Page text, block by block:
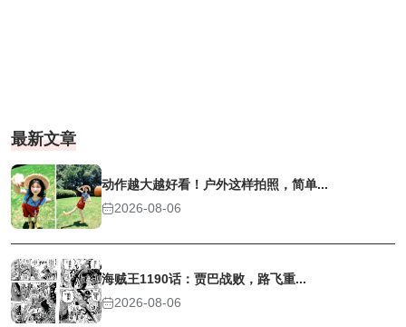
最新文章
动作越大越好看！户外这样拍照，简单...
2026-08-06
海贼王1190话：贾巴战败，路飞重...
2026-08-06